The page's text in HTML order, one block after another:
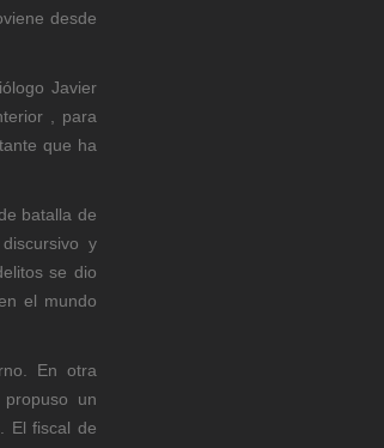
desde
Javier
, para
que ha
batalla de
y
se dio
el mundo
En otra
un
El fiscal de